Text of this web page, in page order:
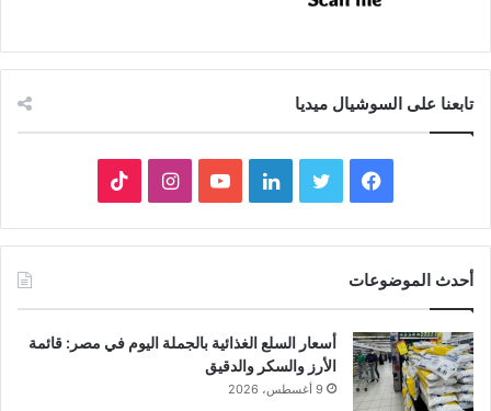
تابعنا على السوشيال ميديا
فيسبوك تويتر لينكدإنيوتيوبانستقرام
أحدث الموضوعات
أسعار السلع الغذائية بالجملة اليوم في مصر: قائمة
الأرز والسكر والدقيق
9 أغسطس، 2026